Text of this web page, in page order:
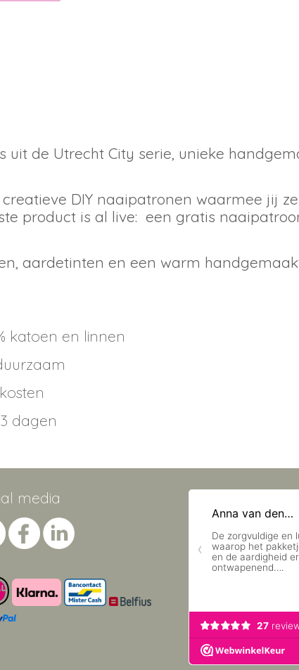
uit de Utrecht City serie , unieke
DIY naaipatronen waarmee jij
product is al live: een gratis
aardetinten en een warm
katoen en linnen
dagen
media